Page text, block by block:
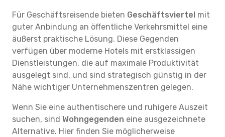
Für Geschäftsreisende bieten Geschäftsviertel mit
guter Anbindung an öffentliche Verkehrsmittel eine
äußerst praktische Lösung. Diese Gegenden
verfügen über moderne Hotels mit erstklassigen
Dienstleistungen, die auf maximale Produktivität
ausgelegt sind, und sind strategisch günstig in der
Nähe wichtiger Unternehmenszentren gelegen.
Wenn Sie eine authentischere und ruhigere Auszeit
suchen, sind Wohngegenden eine ausgezeichnete
Alternative. Hier finden Sie möglicherweise